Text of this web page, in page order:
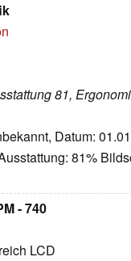
81,
Datum:
81%
- 740
LCD